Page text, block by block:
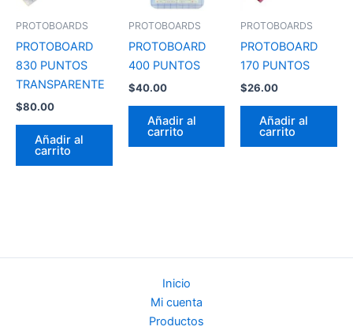
PROTOBOARDS
PROTOBOARD
830 PUNTOS
TRANSPARENTE
$80.00
Añadir al
carrito
PROTOBOARDS
PROTOBOARD
400 PUNTOS
$40.00
Añadir al
carrito
PROTOBOARDS
PROTOBOARD
170 PUNTOS
$26.00
Añadir al
carrito
Inicio
Mi cuenta
Productos